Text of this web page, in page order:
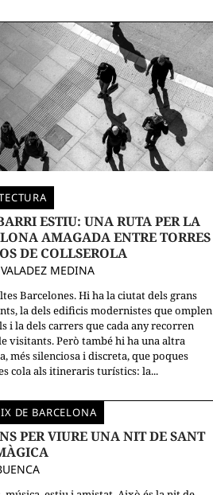
ESTIU: UNA RUTA PER LA
AMAGADA ENTRE TORRES
DE COLLSEROLA
MEDINA
Barcelones. Hi ha la ciutat dels grans
la dels edificis modernistes que omplen
i la dels carrers que cada any recorren
visitants. Però també hi ha una altra
més silenciosa i discreta, que poques
cola als itineraris turístics: la...
DE BARCELONA
PER VIURE UNA NIT DE SANT